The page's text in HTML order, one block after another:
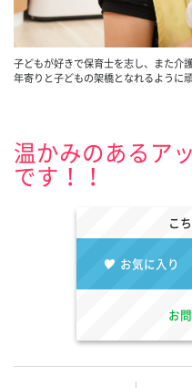
子どもが好きで保育士を志し、また介
年寄りと子どもの架橋となれるように
温かみのあるア
です！！
こ
お気に入り
お